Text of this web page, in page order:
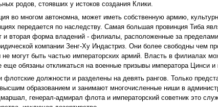
родов, стоявших у истоков создания Клики.
во многом автономна, может иметь собственную армию,
передается по наследству. Самая большая провинция Тиба
вторая форма владений - филиалы, расположенные за
компании Зенг-Ху Индастриз. Они более свободны чем
могут быть частью императорских армий. Власть в филиалах
обязаны откликаться на военные призывы императора Цинси и
флотские должности и разделены на девять рангов. Только
образованием и занимают многочисленные ниши в
генерал-адмирал флота и императорский советник это